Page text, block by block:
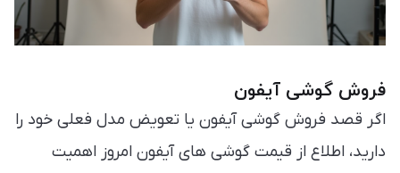
فروش گوشی آیفون
اگر قصد فروش گوشی آیفون یا تعویض مدل فعلی خود را
دارید، اطلاع از قیمت گوشی های آیفون امروز اهمیت